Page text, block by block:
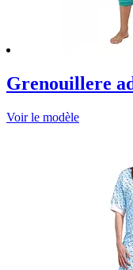
Grenouillere
Voir le modèle